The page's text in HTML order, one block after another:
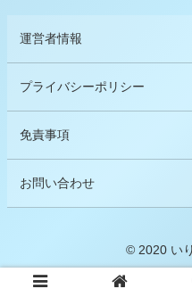
運営者情報
プライバシーポリシー
免責事項
お問い合わせ
© 2020 い